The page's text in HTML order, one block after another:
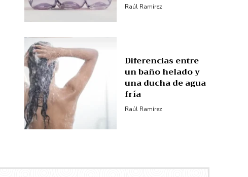
Raúl Ramírez
Diferencias entre
un baño helado y
una ducha de agua
fría
Raúl Ramírez